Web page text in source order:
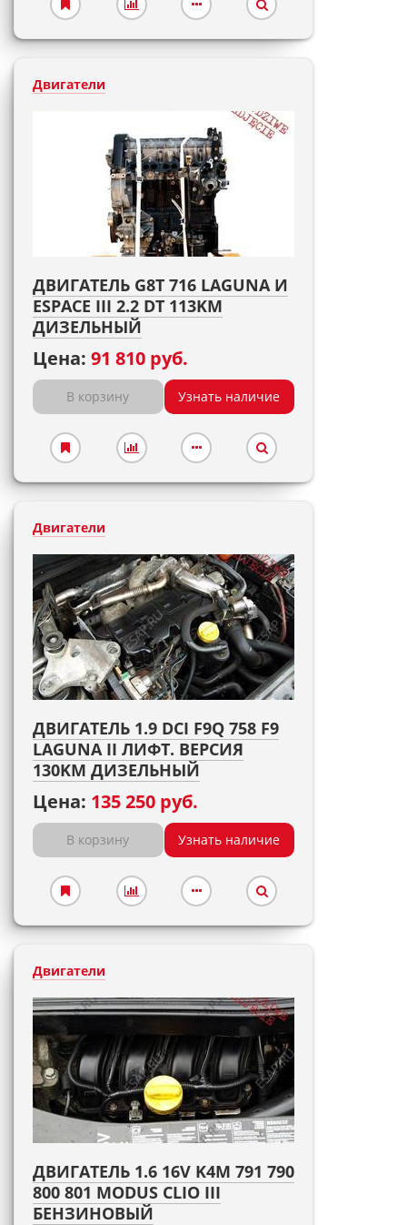
Двигатели
ДВИГАТЕЛЬ G8T 716 LAGUNA И
ESPACE III 2.2 DT 113KM
ДИЗЕЛЬНЫЙ
Цена: 91 810 руб.
В корзину Узнать наличие
Двигатели
ДВИГАТЕЛЬ 1.9 DCI F9Q 758 F9
LAGUNA II ЛИФТ. ВЕРСИЯ
130KM ДИЗЕЛЬНЫЙ
Цена: 135 250 руб.
В корзину Узнать наличие
Двигатели
ДВИГАТЕЛЬ 1.6 16V K4M 791 790
800 801 MODUS CLIO III
БЕНЗИНОВЫЙ